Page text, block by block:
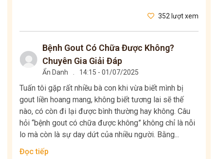
352 lượt xem
Bệnh Gout Có Chữa Được Không?
Chuyên Gia Giải Đáp
Ẩn Danh . 14:15 - 01/07/2025
Tuấn tôi gặp rất nhiều bà con khi vừa biết mình bị
gout liền hoang mang, không biết tương lai sẽ thế
nào, có còn đi lại được bình thường hay không. Câu
hỏi “bệnh gout có chữa được không” không chỉ là nỗi
lo mà còn là sự day dứt của nhiều người. Bằng...
Đọc tiếp